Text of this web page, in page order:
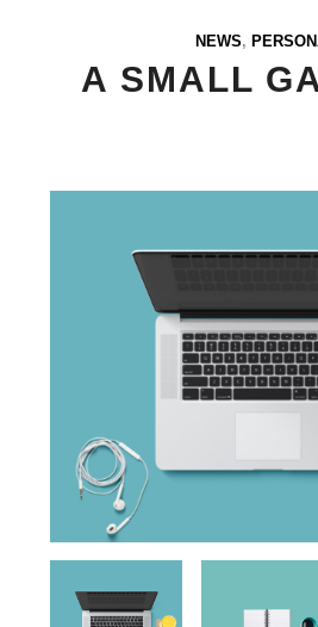
NEWS,
A SMALL